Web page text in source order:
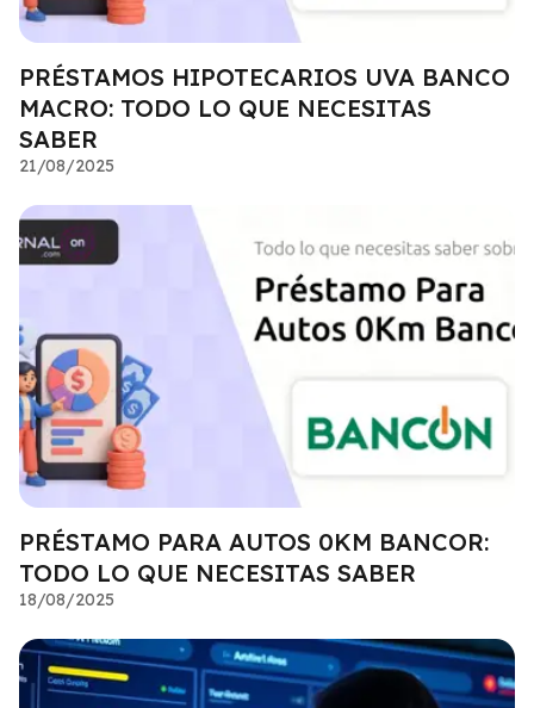
PRÉSTAMOS HIPOTECARIOS UVA BANCO
MACRO: TODO LO QUE NECESITAS
SABER
21/08/2025
PRÉSTAMO PARA AUTOS 0KM BANCOR:
TODO LO QUE NECESITAS SABER
18/08/2025